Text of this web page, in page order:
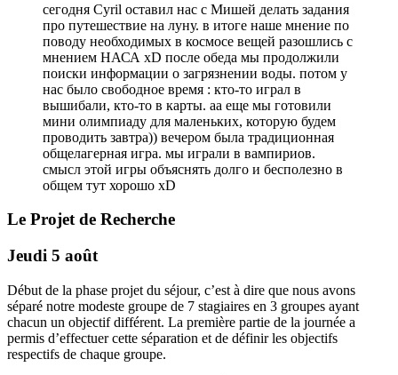
сегодня Cyril оставил нас с Мишей делать задания
про путешествие на луну. в итоге нашe мнение по
поводу необходимых в космосе вещей разошлись с
мнением НАСА xD после обеда мы продолжили
поиски информации о загрязнении воды. потом у
нас было свободное время : кто-то играл в
вышибали, кто-то в карты. аа еще мы готовили
мини олимпиаду для маленьких, которую будем
проводить завтра)) вечером была традиционная
общелагерная игра. мы играли в вампириов.
смысл этой игры объяснять долго и бесполезно в
общем тут хорошо xD
Le Projet de Recherche
Jeudi 5 août
Début de la phase projet du séjour, c’est à dire que nous avons
séparé notre modeste groupe de 7 stagiaires en 3 groupes ayant
chacun un objectif différent. La première partie de la journée a
permis d’effectuer cette séparation et de définir les objectifs
respectifs de chaque groupe.